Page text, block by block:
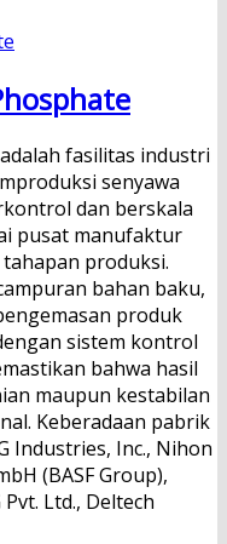
fasilitas industri
senyawa
dan berskala
pusat manufaktur
produksi.
bahan baku,
produk
sistem kontrol
bahwa hasil
maupun kestabilan
Keberadaan pabrik
Industries, Inc., Nihon
(BASF Group),
Ltd., Deltech